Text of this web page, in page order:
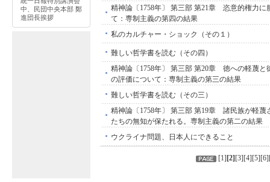
中、民団中央本部 鄭
進団長挨拶
精神論〔1758年〕 第三部 第21章 恣意的権力に
て：専制主義の第四の結果
私のカルチャー・ショック（その１）
難しい哲学書を読む（その四）
精神論〔1758年〕 第三部 第20章 徳への軽蔑と
の評価について：専制主義の第三の結果
難しい哲学書を読む（その三）
精神論〔1758年〕 第三部 第19章 諸民族が軽蔑
たちの無知が保たれる。専制主義の第二の結果
ウクライナ問題、日本人にできること
[1] [2] [3][4][5][6